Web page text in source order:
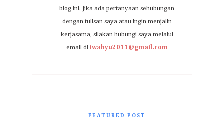
blog ini. Jika ada pertanyaan sehubungan
dengan tulisan saya atau ingin menjalin
kerjasama, silakan hubungi saya melalui
email di iwahyu2011@gmail.com
FEATURED POST